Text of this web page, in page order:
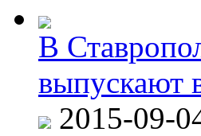
В
выпускают
2015-09-